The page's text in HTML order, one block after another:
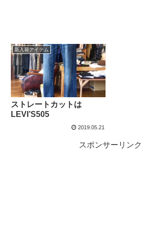
新入荷アイテム
ストレートカットは
LEVI’S505
2019.05.21
スポンサーリンク